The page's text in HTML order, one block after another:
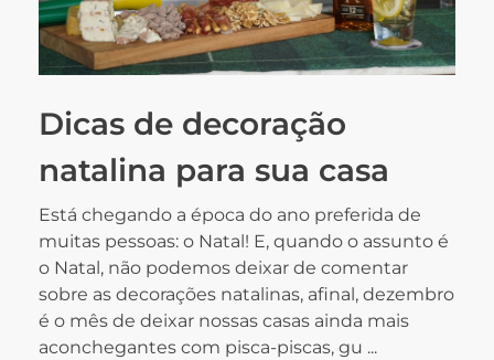
Dicas de decoração
natalina para sua casa
Está chegando a época do ano preferida de
muitas pessoas: o Natal! E, quando o assunto é
o Natal, não podemos deixar de comentar
sobre as decorações natalinas, afinal, dezembro
é o mês de deixar nossas casas ainda mais
aconchegantes com pisca-piscas, gu ...